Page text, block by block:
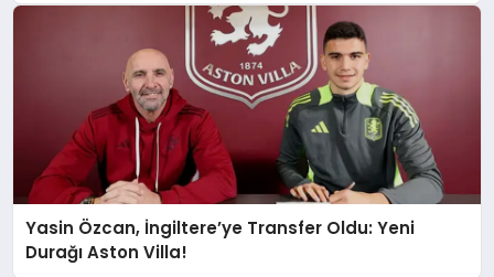
Yasin Özcan, İngiltere’ye Transfer Oldu: Yeni
Durağı Aston Villa!